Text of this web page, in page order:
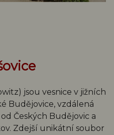
jsou vesnice v jižních
Budějovice, vzdálená
Českých Budějovic a
Zdejší unikátní soubor